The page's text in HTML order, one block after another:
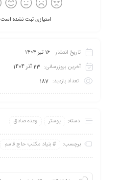
امتیازی ثبت نشده است
تاریخ انتشار: 16 تیر 1404
آخرین بروزرسانی: 23 آذر 1404
تعداد بازدید: 187
دسته: پوستر وعده صادق
برچسب: بنیاد مکتب حاج قاسم